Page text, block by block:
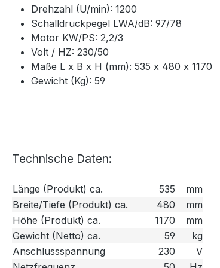
Drehzahl (U/min): 1200
Schalldruckpegel LWA/dB: 97/78
Motor KW/PS: 2,2/3
Volt / HZ: 230/50
Maße L x B x H (mm): 535 x 480 x 1170
Gewicht (Kg): 59
Technische Daten:
Länge (Produkt) ca. 535
mm
Breite/Tiefe (Produkt) ca.
480
mm
Höhe (Produkt) ca.
1170
mm
Gewicht (Netto) ca.
59
kg
Anschlussspannung
230
V